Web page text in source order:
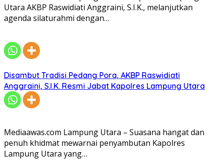
Utara AKBP Raswidiati Anggraini, S.I.K., melanjutkan
agenda silaturahmi dengan…
Disambut Tradisi Pedang Pora, AKBP Raswidiati
Anggraini, S.I.K. Resmi Jabat Kapolres Lampung Utara
Mediaawas.com Lampung Utara – Suasana hangat dan
penuh khidmat mewarnai penyambutan Kapolres
Lampung Utara yang…